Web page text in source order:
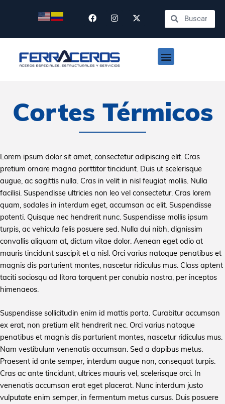
F
a
e
o
o
k
I
n
t
g
r
a
X
-
w
SearchSearch
Menu
Cortes Térmicos
Lorem ipsum dolor sit amet, consectetur adipiscing elit. Cras
pretium ornare magna porttitor tincidunt. Duis ut scelerisque
augue, ac sagittis nulla. Cras in velit in nisl feugiat mollis. Nulla
facilisi. Suspendisse ultricies non leo vel consectetur. Cras lorem
quam, sodales in interdum eget, accumsan ac elit. Suspendisse
potenti. Quisque nec hendrerit nunc. Suspendisse mollis ipsum
turpis, ac vehicula felis posuere sed. Nulla dui nibh, dignissim
convallis aliquam at, dictum vitae dolor. Aenean eget odio at
mauris tincidunt suscipit et a nisl. Orci varius natoque penatibus et
magnis dis parturient montes, nascetur ridiculus mus. Class aptent
taciti sociosqu ad litora torquent per conubia nostra, per inceptos
himenaeos.
Suspendisse sollicitudin enim id mattis porta. Curabitur accumsan
ex erat, non pretium elit hendrerit nec. Orci varius natoque
penatibus et magnis dis parturient montes, nascetur ridiculus mus.
Nam vestibulum venenatis accumsan. Sed a dapibus metus.
Praesent id ante semper, interdum augue non, consequat turpis.
Cras ac ante tincidunt, ultrices mauris vel, scelerisque orci. In
venenatis accumsan erat eget placerat. Nunc interdum justo
vulputate enim semper, in fermentum metus cursus. Duis posuere